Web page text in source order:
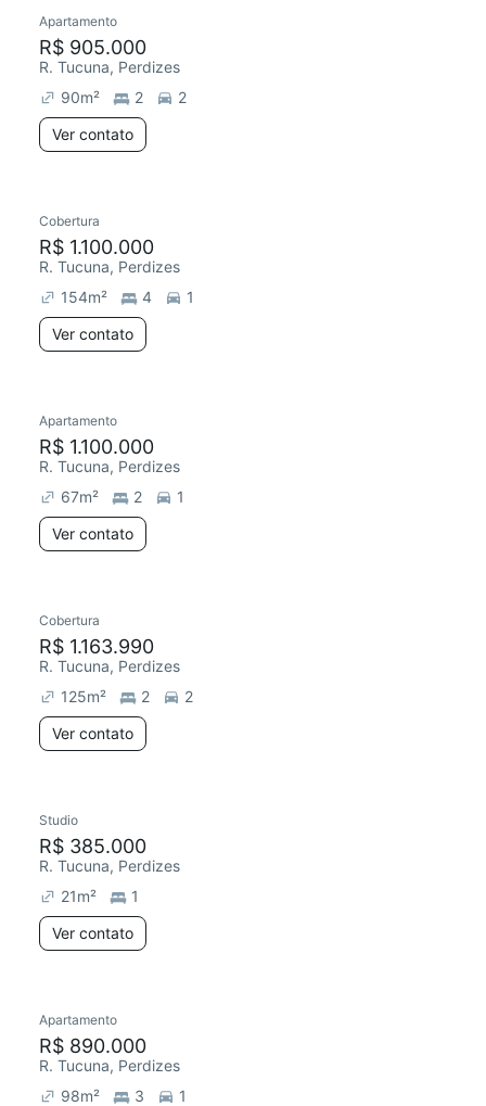
Redecorar
Apartamento
R$ 905.000
R. Tucuna, Perdizes
90m² 2
2
Ver contato
Redecorar
Cobertura
R$ 1.100.000
R. Tucuna, Perdizes
154m² 4
1
Ver contato
Redecorar
Apartamento
R$ 1.100.000
R. Tucuna, Perdizes
67m² 2
1
Ver contato
Cobertura
R$ 1.163.990
R. Tucuna, Perdizes
125m² 2
2
Ver contato
Studio
R$ 385.000
R. Tucuna, Perdizes
21m²
1
Ver contato
Redecorar
Apartamento
R$ 890.000
R. Tucuna, Perdizes
98m² 3
1